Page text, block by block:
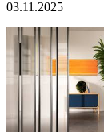
03.11.2025